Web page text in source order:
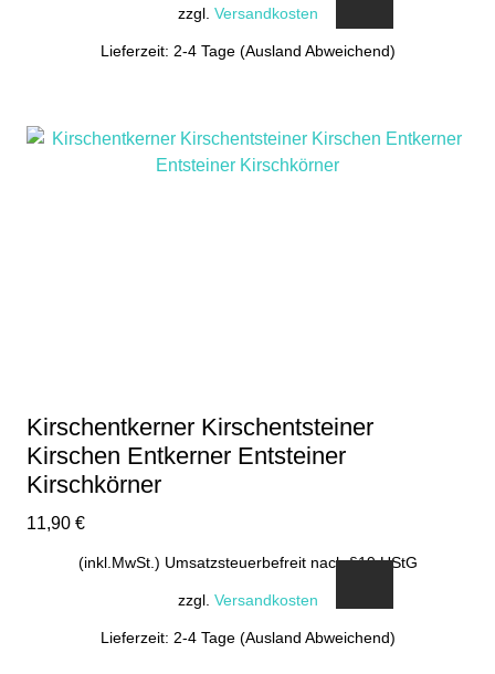
zzgl. Versandkosten
Lieferzeit: 2-4 Tage (Ausland Abweichend)
Kirschentkerner Kirschentsteiner
Kirschen Entkerner Entsteiner
Kirschkörner
11,90 €
(inkl.MwSt.) Umsatzsteuerbefreit nach §19 UStG
zzgl. Versandkosten
Lieferzeit: 2-4 Tage (Ausland Abweichend)